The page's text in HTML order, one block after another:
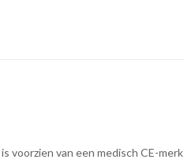
voorzien van een medisch CE-merk